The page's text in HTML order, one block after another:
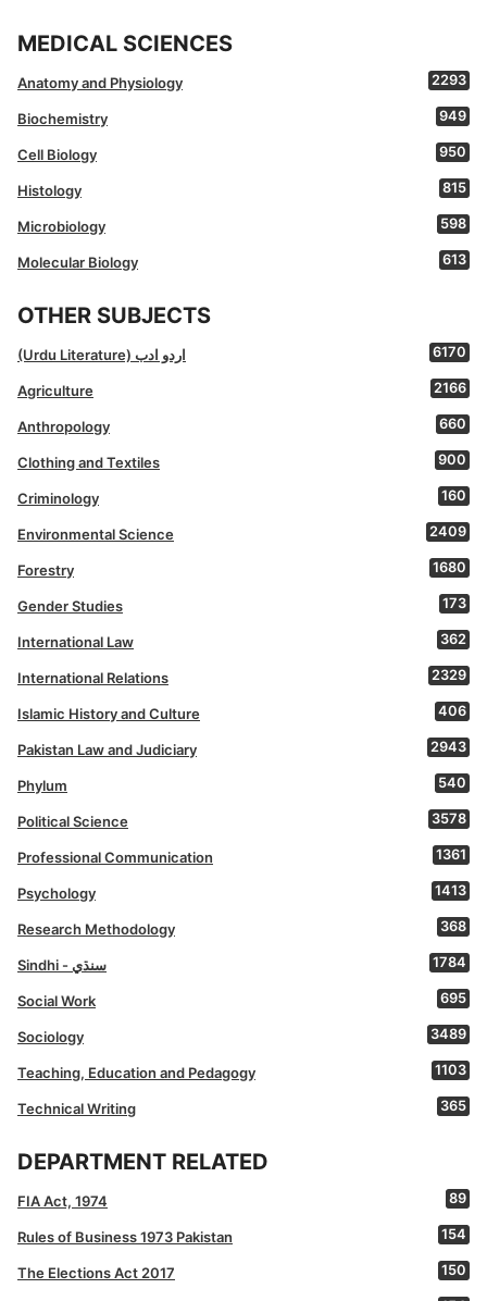
MEDICAL SCIENCES
Anatomy and Physiology 2293
Biochemistry 949
Cell Biology 950
Histology 815
Microbiology 598
Molecular Biology 613
OTHER SUBJECTS
(Urdu Literature) اردو ادب 6170
Agriculture 2166
Anthropology 660
Clothing and Textiles 900
Criminology 160
Environmental Science 2409
Forestry 1680
Gender Studies 173
International Law 362
International Relations 2329
Islamic History and Culture 406
Pakistan Law and Judiciary 2943
Phylum 540
Political Science 3578
Professional Communication 1361
Psychology 1413
Research Methodology 368
Sindhi - سنڌي 1784
Social Work 695
Sociology 3489
Teaching, Education and Pedagogy 1103
Technical Writing 365
DEPARTMENT RELATED
FIA Act, 1974 89
Rules of Business 1973 Pakistan 154
The Elections Act 2017 150